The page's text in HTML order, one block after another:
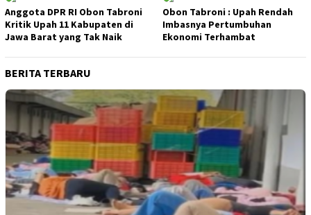
Anggota DPR RI Obon Tabroni
Kritik Upah 11 Kabupaten di
Jawa Barat yang Tak Naik
Obon Tabroni : Upah Rendah
Imbasnya Pertumbuhan
Ekonomi Terhambat
BERITA TERBARU